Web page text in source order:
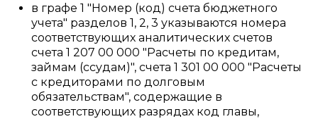
в графе 1 "Номер (код) счета бюджетного
учета" разделов 1, 2, 3 указываются номера
соответствующих аналитических счетов
счета 1 207 00 000 "Расчеты по кредитам,
займам (ссудам)", счета 1 301 00 000 "Расчеты
с кредиторами по долговым
обязательствам", содержащие в
соответствующих разрядах код главы,